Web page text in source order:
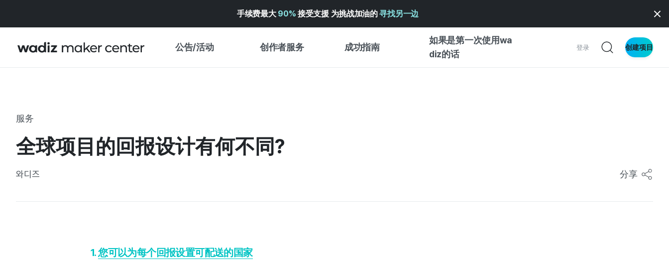
手续费最大 90% 接受支援 为挑战加油的寻找另一边
公告/活动 创作者服务 成功指南
如果是第一次使用wa
diz的话
登录 创建项目
特展日历
WADIZ 奖励 ↗︎
服务
全球项目的回报设计有何不同?
와디즈 分享
1.您可以为每个回报设置可配送的国家